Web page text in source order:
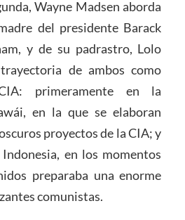
Wayne Madsen aborda
del presidente Barack
y de su padrastro, Lolo
de ambos como
primeramente en la
en la que se elaboran
proyectos de la CIA; y
en los momentos
preparaba una enorme
comunistas.